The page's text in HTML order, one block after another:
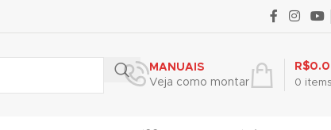
MANUAIS
Veja como montar
0
R$